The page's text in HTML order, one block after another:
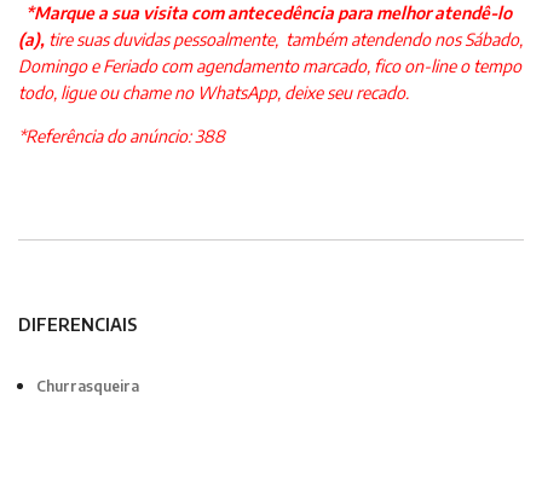
*Marque a sua visita com antecedência para melhor atendê-lo
(a), tire suas duvidas pessoalmente, também atendendo nos Sábado,
Domingo e Feriado com agendamento marcado, fico on-line o tempo
todo, ligue ou chame no WhatsApp, deixe seu recado.
*Referência do anúncio: 388
DIFERENCIAIS
Churrasqueira